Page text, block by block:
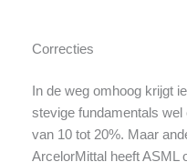
Correcties
In de weg omhoog krijgt
stevige fundamentals
van 10 tot 20%. Maar
ArcelorMittal heeft ASML